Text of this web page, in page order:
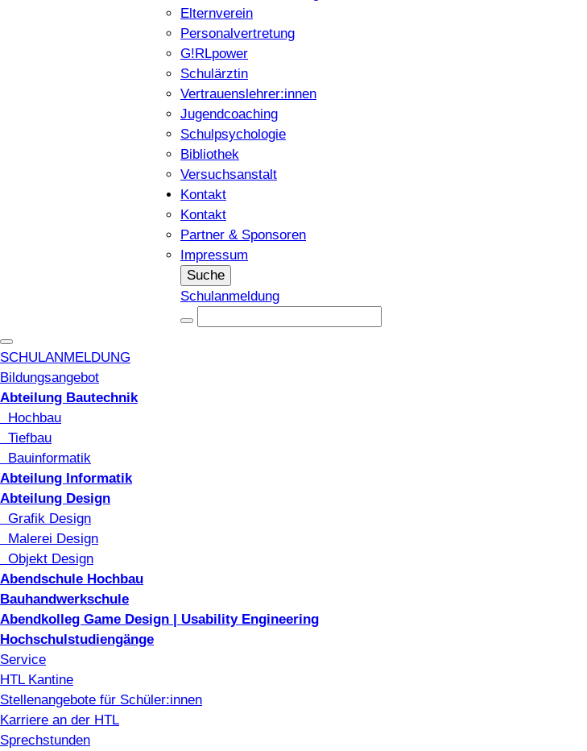
Elternverein
Personalvertretung
G!RLpower
Schulärztin
Vertrauenslehrer:innen
Jugendcoaching
Schulpsychologie
Bibliothek
Versuchsanstalt
Kontakt
Kontakt
Partner & Sponsoren
Impressum
Suche
Schulanmeldung
SCHULANMELDUNG
Bildungsangebot
Abteilung Bautechnik
Hochbau
Tiefbau
Bauinformatik
Abteilung Informatik
Abteilung Design
Grafik Design
Malerei Design
Objekt Design
Abendschule Hochbau
Bauhandwerkschule
Abendkolleg Game Design | Usability Engineering
Hochschulstudiengänge
Service
HTL Kantine
Stellenangebote für Schüler:innen
Karriere an der HTL
Sprechstunden